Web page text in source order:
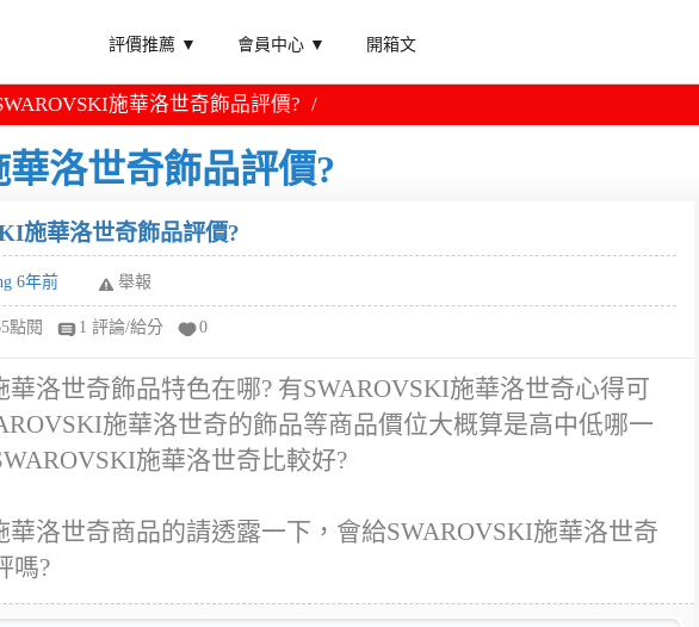
評價推薦 ▼ 會員中心 ▼ 開箱文
施華洛世奇飾品評價?
洛世奇飾品評價?
施華洛世奇飾品評價?
6年前 舉報
點閱 1 評論/給分 0
華洛世奇飾品特色在哪? 有SWAROVSKI施華洛世奇心得可
施華洛世奇的飾品等商品價位大概算是高中低哪一
施華洛世奇比較好?
華洛世奇商品的請透露一下，會給SWAROVSKI施華洛世奇
嗎?